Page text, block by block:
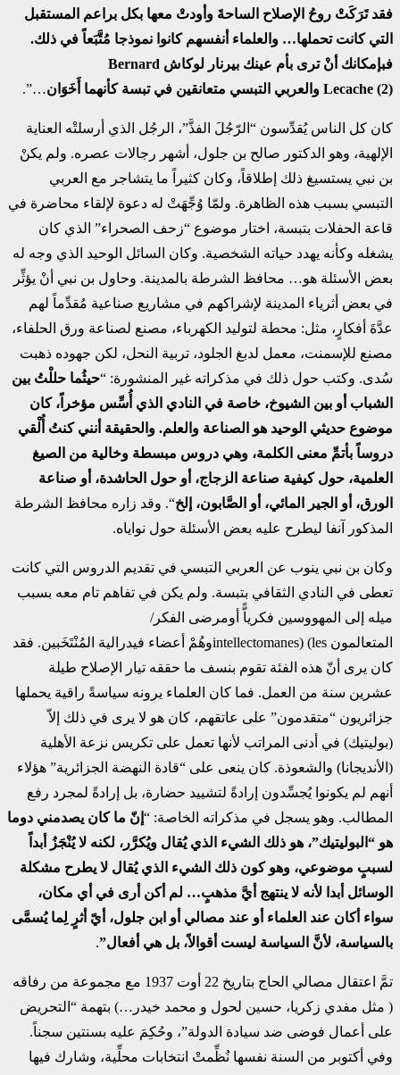
فقد تَرَكَتْ روحُ الإصلاح الساحةَ وأودتْ معها بكل براعم المستقبل
التي كانت تحملها… والعلماء أنفسهم كانوا نموذجا مُتَّبَعاً في ذلك.
فبإمكانك أنْ ترى بأم عينك بيرنار لوكاش Bernard
Lecache (2) والعربي التبسي متعانقين في تبسة كأنهما أَخَوَان…”.
كان كل الناس يُقدِّسون “الرّجُلَ الفذَّ”، الرجُل الذي أرسلتْه العناية
الإلهية، وهو الدكتور صالح بن جلول، أشهر رجالات عصره. ولم يكنْ
بن نبي يستسيغ ذلك إطلاقاً، وكان كثيراً ما يتشاجر مع العربي
التبسي بسبب هذه الظاهرة. ولمّا وُجِّهَتْ له دعوة لإلقاء محاضرة في
قاعة الحفلات بتبسة، اختار موضوع “زحف الصحراء” الذي كان
يشغله وكأنه يهدد حياته الشخصية. وكان السائل الوحيد الذي وجه له
بعض الأسئلة هو… محافظ الشرطة بالمدينة. وحاول بن نبي أنْ يؤثِّر
في بعض أثرياء المدينة لإشراكهم في مشاريع صناعية مُقدِّماً لهم
عدَّةَ أفكارٍ، مثل: محطة لتوليد الكهرباء، مصنع لصناعة ورق الحلفاء،
مصنع للإسمنت، معمل لدبغ الجلود، تربية النحل، لكن جهوده ذهبت
سُدى. وكتب حول ذلك في مذكراته غير المنشورة: “حيثُما حللْتُ بين
الشباب أو بين الشيوخ، خاصة في النادي الذي أُسِّس مؤخراً، كان
موضوع حديثي الوحيد هو الصناعة والعلم. والحقيقة أنني كنتُ أُلْقي
دروساً بأتمِّ معنى الكلمة، وهي دروس مبسطة وخالية من الصيغ
العلمية، حول كيفية صناعة الزجاج، أو حول الحاشدة، أو صناعة
الورق، أو الجير المائي، أو الصَّابون، إلخ“. وقد زاره محافظ الشرطة
المذكور آنفا ليطرح عليه بعض الأسئلة حول نواياه.
وكان بن نبي ينوب عن العربي التبسي في تقديم الدروس التي كانت
تعطى في النادي الثقافي بتبسة. ولم يكن في تفاهم تام معه بسبب
ميله إلى المهووسين فكرياًّ أومرضى الفكر/
المتعالمون intellectomanes) (lesوهُمْ أعضاء فيدرالية المُنْتَخَبين. فقد
كان يرى أنّ هذه الفئة تقوم بنسف ما حققه تيار الإصلاح طيلة
عشرين سنة من العمل. فما كان العلماء يرونه سياسةً راقية يحملها
جزائريون “متقدمون” على عاتقهم، كان هو لا يرى في ذلك إلاّ
(بوليتيك) في أدنى المراتب لأنها تعمل على تكريس نزعة الأهلية
(الأنديجانا) والشعوذة. كان ينعى على “قادة النهضة الجزائرية” هؤلاء
أنهم لم يكونوا يُجسِّدون إرادةً لتشييد حضارة، بل إرادةً لمجرد رفع
المطالب. وهو يسجل في مذكراته الخاصة: “ إنّ ما كان يصدمني دوما
هو “البوليتيك”، هو ذلك الشيء الذي يُقال ويُكرَّر، لكنه لا يُنْجَزُ أبداً
لسببٍ موضوعي، وهو كون ذلك الشيء الذي يُقال لا يطرح مشكلة
الوسائل أبدا لأنه لا ينتهج أيَّ مذهبٍ… لم أكن أرى في أي مكان،
سواء أكان عند العلماء أو عند مصالي أو ابن جلول، أيّ أثرٍ لِما يُسمَّى
بالسياسة، لأنَّ السياسة ليست أقوالاً، بل هي أفعال”.
تمَّ اعتقال مصالي الحاج بتاريخ 22 أوت 1937 مع مجموعة من رفاقه
( مثل مفدي زكريا، حسين لحول و محمد خيدر…) بتهمة “التحريض
على أعمال فوضى ضد سيادة الدولة”، وحُكِمَ عليه بسنتين سجناً.
وفي أكتوبر من السنة نفسها نُظِّمتْ انتخابات محلِّية، وشارك فيها